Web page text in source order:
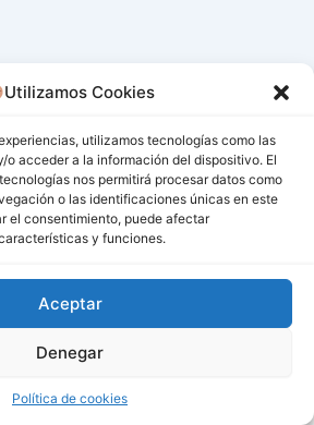
Utilizamos Cookies
utilizamos tecnologías como las
o acceder a la información del dispositivo. El
nos permitirá procesar datos como
o las identificaciones únicas en este
el consentimiento, puede afectar
y funciones.
Aceptar
Denegar
Política de cookies
© 2026 San Miguel De Los Bancos |